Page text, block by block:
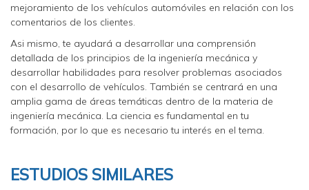
mejoramiento de los vehículos automóviles en relación con los
comentarios de los clientes.
Asi mismo, te ayudará a desarrollar una comprensión
detallada de los principios de la ingeniería mecánica y
desarrollar habilidades para resolver problemas asociados
con el desarrollo de vehículos. También se centrará en una
amplia gama de áreas temáticas dentro de la materia de
ingeniería mecánica. La ciencia es fundamental en tu
formación, por lo que es necesario tu interés en el tema.
ESTUDIOS SIMILARES